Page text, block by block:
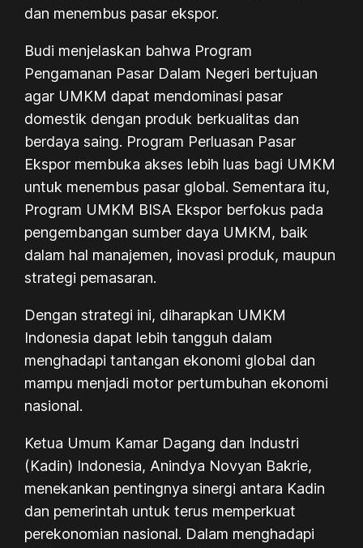
dan menembus pasar ekspor.
Budi menjelaskan bahwa Program
Pengamanan Pasar Dalam Negeri bertujuan
agar UMKM dapat mendominasi pasar
domestik dengan produk berkualitas dan
berdaya saing. Program Perluasan Pasar
Ekspor membuka akses lebih luas bagi UMKM
untuk menembus pasar global. Sementara itu,
Program UMKM BISA Ekspor berfokus pada
pengembangan sumber daya UMKM, baik
dalam hal manajemen, inovasi produk, maupun
strategi pemasaran.
Dengan strategi ini, diharapkan UMKM
Indonesia dapat lebih tangguh dalam
menghadapi tantangan ekonomi global dan
mampu menjadi motor pertumbuhan ekonomi
nasional.
Ketua Umum Kamar Dagang dan Industri
(Kadin) Indonesia, Anindya Novyan Bakrie,
menekankan pentingnya sinergi antara Kadin
dan pemerintah untuk terus memperkuat
perekonomian nasional. Dalam menghadapi